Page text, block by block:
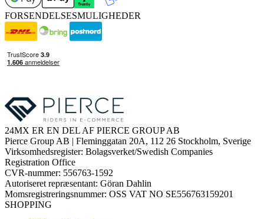
FORSENDELSESMULIGHEDER
24MX ER EN DEL AF PIERCE GROUP AB
Pierce Group AB | Fleminggatan 20A, 112 26 Stockholm, Sverige
Virksomhedsregister: Bolagsverket/Swedish Companies
Registration Office
CVR-nummer: 556763-1592
Autoriseret repræsentant: Göran Dahlin
Momsregistreringsnummer: OSS VAT NO SE556763159201
SHOPPING